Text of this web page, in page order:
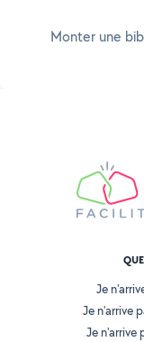
Monter une
Je
Je n'arrive
Je n'arrive